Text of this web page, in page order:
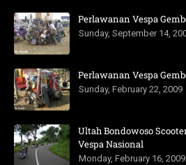
Perlawanan Vespa
Sunday, September 14,
Perlawanan Vespa
Sunday, February 22, 2009
Ultah Bondowoso
Vespa Nasional
Monday, February 16, 2009